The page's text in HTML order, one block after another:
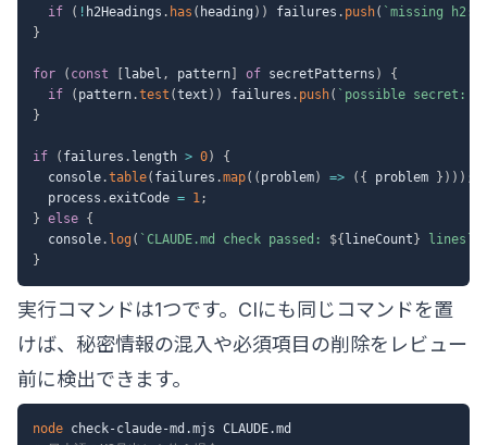
if
( ! h2Headings . has ( heading ) ) failures . push( ` missing h2:
}
for ( const label , pattern of secretPatterns )
{
if
( pattern.test (text ) ) failures . push( ` possible secret:
}
if ( failures . length > 0)
{
  console
.table( failures .map( ( problem) => ( { problem } ) ) ) ;
  process
.exitCode = 1;
} else {
  console
. log ( ` CLAUDE.md check passed: ${ lineCount } lines
}
実行コマンドは1つです。CIにも同じコマンドを置
けば、秘密情報の混入や必須項目の削除をレビュー
前に検出できます。
node